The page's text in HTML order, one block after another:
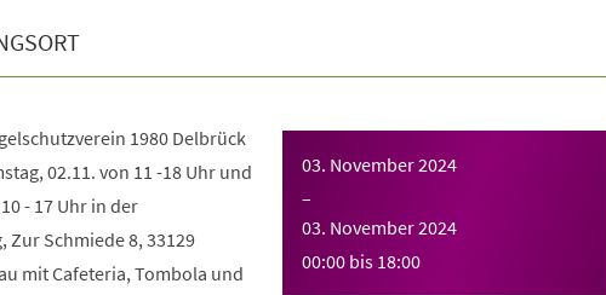
03. November 2024
–
03. November 2024
00:00 bis 18:00
1980 Delbrück
02.11. von 11 -18 Uhr und
- 17 Uhr in der
Schmiede 8, 33129
mit Cafeteria, Tombola und